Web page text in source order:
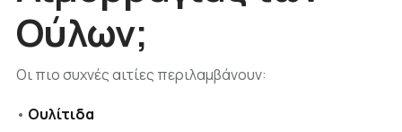
Ούλων;
Οι πιο συχνές αιτίες περιλαμβάνουν:
• Ουλίτιδα